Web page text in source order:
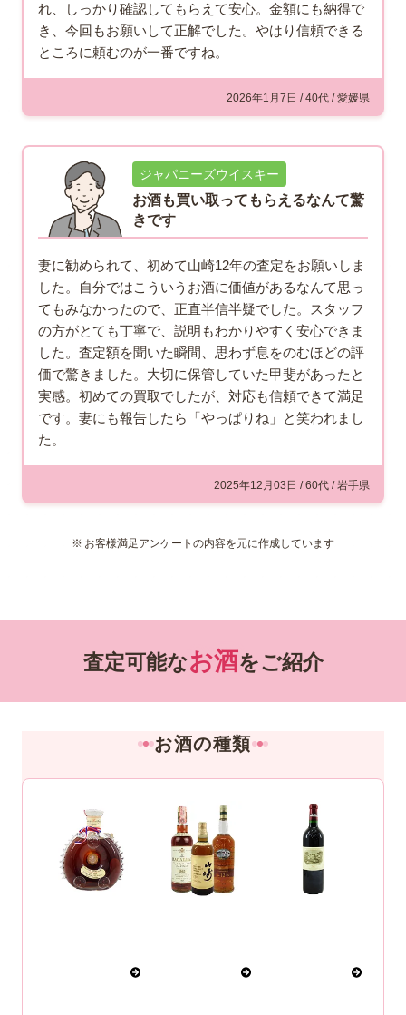
れ、しっかり確認してもらえて安心。金額にも納得で
き、今回もお願いして正解でした。やはり信頼できる
ところに頼むのが一番ですね。
2026年1月7日 / 40代 / 愛媛県
ジャパニーズウイスキー
お酒も買い取ってもらえるなんて驚
きです
妻に勧められて、初めて山崎12年の査定をお願いしま
した。自分ではこういうお酒に価値があるなんて思っ
てもみなかったので、正直半信半疑でした。スタッフ
の方がとても丁寧で、説明もわかりやすく安心できま
した。査定額を聞いた瞬間、思わず息をのむほどの評
価で驚きました。大切に保管していた甲斐があったと
実感。初めての買取でしたが、対応も信頼できて満足
です。妻にも報告したら「やっぱりね」と笑われまし
た。
2025年12月03日 / 60代 / 岩手県
お客様満足アンケートの内容を元に作成しています
査定可能なお酒をご紹介
お酒の種類